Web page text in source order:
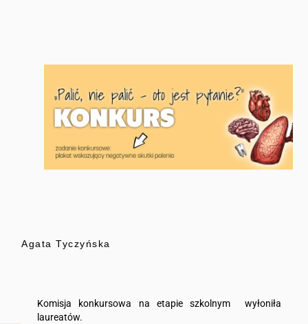
Agata Tyczyńska
Komisja konkursowa na etapie szkolnym wyłoniła
laureatów.